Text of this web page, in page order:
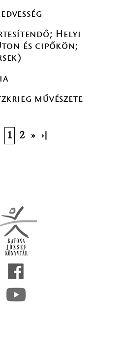
Helyi
és cipőkön;
művészete
1 2 » ›|